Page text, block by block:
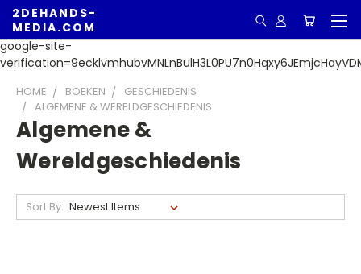
google-site-
2DEHANDS-
MEDIA.COM
HOME BOEKEN
GESCHIEDENIS
ALGEMENE & WERELDGESCHIEDENIS
Algemene &
Wereldgeschiedenis
Sort By: